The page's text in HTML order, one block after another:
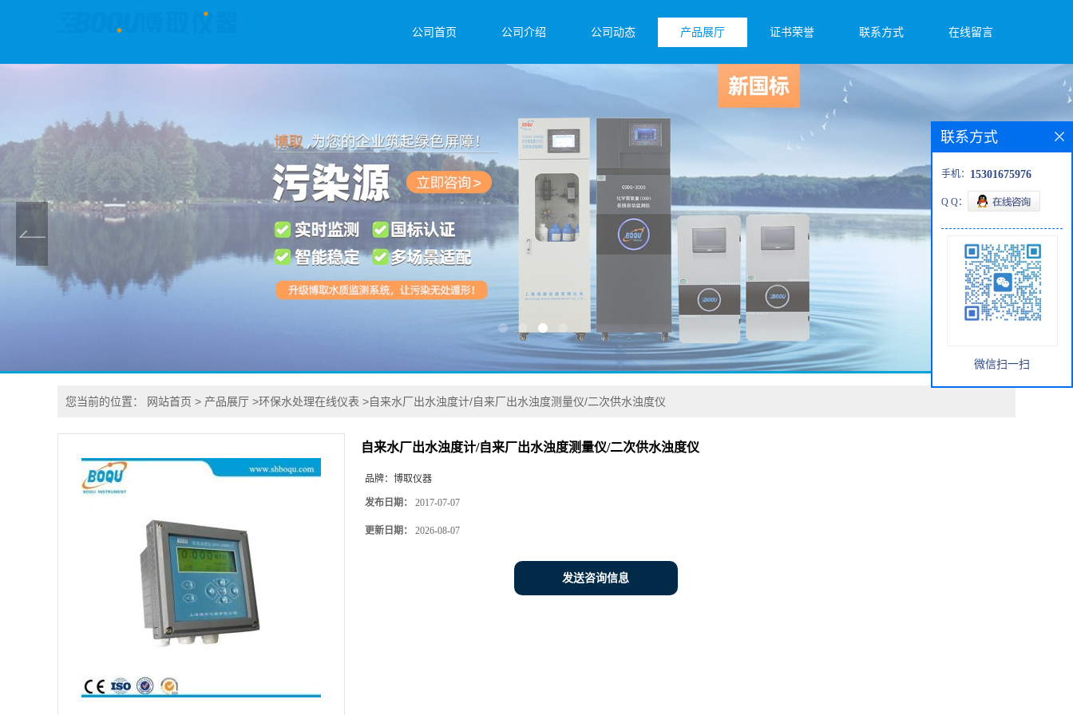
公司首页 公司介绍 公司动态 产品展厅 证书荣誉 联系方式 在线留言
您当前的位置： 网站首页 > 产品展厅 >环保水处理在线仪表 >自来水厂出水浊度计/自来厂出水浊度测量仪/二次供水浊度仪
自来水厂出水浊度计/自来厂出水浊度测量仪/二次供水浊度仪
品牌： 博取仪器
发布日期： 2017-07-07
更新日期： 2026-08-07
发送咨询信息
联系方式
手机： 15301675976
Q Q：
微信扫一扫